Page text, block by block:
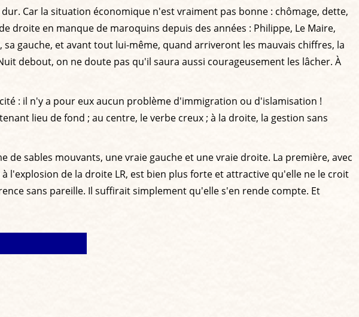
Car la situation économique n'est vraiment pas bonne : chômage, dette,
droite en manque de maroquins depuis des années : Philippe, Le Maire,
gauche, et avant tout lui-même, quand arriveront les mauvais chiffres, la
debout, on ne doute pas qu'il saura aussi courageusement les lâcher. À
: il n'y a pour eux aucun problème d'immigration ou d'islamisation !
lieu de fond ; au centre, le verbe creux ; à la droite, la gestion sans
sables mouvants, une vraie gauche et une vraie droite. La première, avec
l'explosion de la droite LR, est bien plus forte et attractive qu'elle ne le croit
sans pareille. Il suffirait simplement qu'elle s'en rende compte. Et